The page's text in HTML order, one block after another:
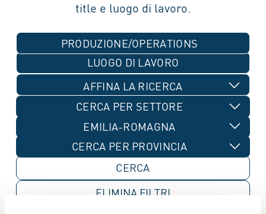
title e luogo di lavoro.
PRODUZIONE/OPERATIONS
AFFINA LA RICERCA
CERCA PER SETTORE
EMILIA-ROMAGNA
CERCA PER PROVINCIA
ELIMINA FILTRI